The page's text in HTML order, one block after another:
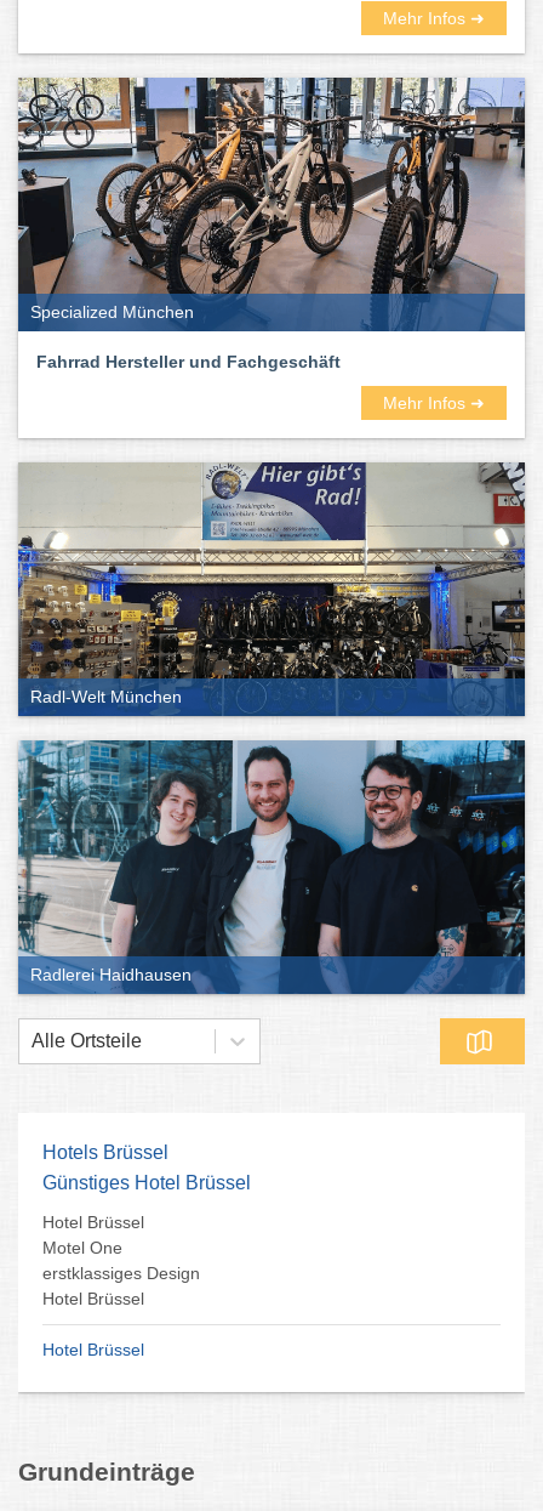
Mehr Infos ➜
Specialized München
Fahrrad Hersteller und Fachgeschäft
Mehr Infos ➜
Radl-Welt München
Radlerei Haidhausen
Alle Ortsteile
Hotels Brüssel
Günstiges Hotel Brüssel
Hotel Brüssel
Motel One
erstklassiges Design
Hotel Brüssel
Hotel Brüssel
Grundeinträge